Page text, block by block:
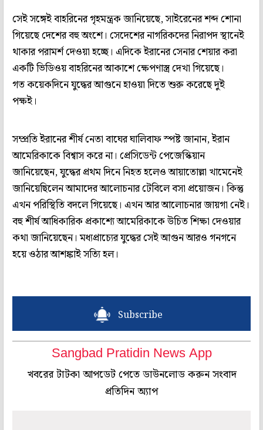
সেই সঙ্গেই বাহরিনের গৃহমন্ত্রক জানিয়েছে, সাইরেনের শব্দ শোনা
গিয়েছে দেশের বহু অংশে। সেদেশের নাগরিকদের নিরাপদ স্থানেই
থাকার পরামর্শ দেওয়া হচ্ছে। এদিকে ইরানের সেনার শেয়ার করা
একটি ভিডিওয় বাহরিনের আকাশে ক্ষেপণাস্ত্র দেখা গিয়েছে।
গত কয়েকদিনে যুদ্ধের আগুনে হাওয়া দিতে শুরু করেছে দুই
পক্ষই।
সম্প্রতি ইরানের শীর্ষ নেতা বাঘের ঘালিবাফ স্পষ্ট জানান, ইরান
আমেরিকাকে বিশ্বাস করে না। প্রেসিডেন্ট পেজেস্কিয়ান
জানিয়েছেন, যুদ্ধের প্রথম দিনে নিহত হলেও আয়াতোল্লা খামেনেই
জানিয়েছিলেন আমাদের আলোচনার টেবিলে বসা প্রয়োজন। কিন্তু
এখন পরিস্থিতি বদলে গিয়েছে। এখন আর আলোচনার জায়গা নেই।
বহু শীর্ষ আধিকারিক প্রকাশ্যে আমেরিকাকে উচিত শিক্ষা দেওয়ার
কথা জানিয়েছেন। মধ্যপ্রাচ্যের যুদ্ধের সেই আগুন আরও গনগনে
হয়ে ওঠার আশঙ্কাই সত্যি হল।
Subscribe
Sangbad Pratidin News App
খবরের টাটকা আপডেট পেতে ডাউনলোড করুন সংবাদ
প্রতিদিন অ্যাপ